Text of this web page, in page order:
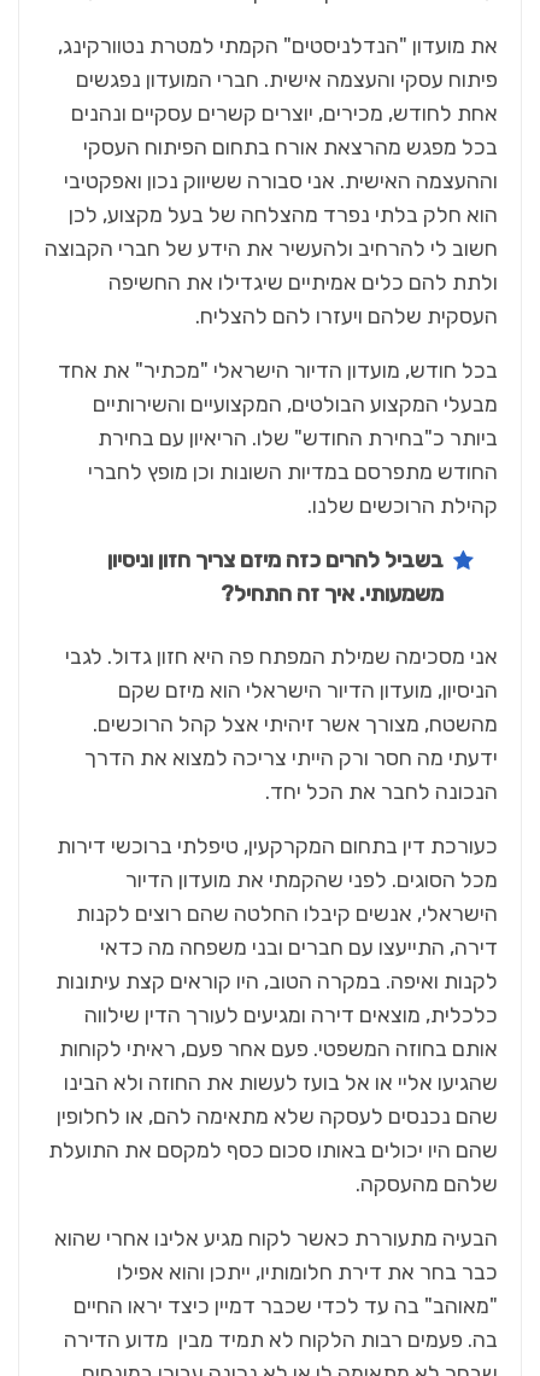
את מועדון "הנדלניסטים" הקמתי למטרת נטוורקינג,
פיתוח עסקי והעצמה אישית. חברי המועדון נפגשים
אחת לחודש, מכירים, יוצרים קשרים עסקיים ונהנים
בכל מפגש מהרצאת אורח בתחום הפיתוח העסקי
וההעצמה האישית. אני סבורה ששיווק נכון ואפקטיבי
הוא חלק בלתי נפרד מהצלחה של בעל מקצוע, לכן
חשוב לי להרחיב ולהעשיר את הידע של חברי הקבוצה
ולתת להם כלים אמיתיים שיגדילו את החשיפה
העסקית שלהם ויעזרו להם להצליח.
בכל חודש, מועדון הדיור הישראלי "מכתיר" את אחד
מבעלי המקצוע הבולטים, המקצועיים והשירותיים
ביותר כ"בחירת החודש" שלו. הריאיון עם בחירת
החודש מתפרסם במדיות השונות וכן מופץ לחברי
קהילת הרוכשים שלנו.
בשביל להרים כזה מיזם צריך חזון וניסיון
משמעותי. איך זה התחיל?
אני מסכימה שמילת המפתח פה היא חזון גדול. לגבי
הניסיון, מועדון הדיור הישראלי הוא מיזם שקם
מהשטח, מצורך אשר זיהיתי אצל קהל הרוכשים.
ידעתי מה חסר ורק הייתי צריכה למצוא את הדרך
הנכונה לחבר את הכל יחד.
כעורכת דין בתחום המקרקעין, טיפלתי ברוכשי דירות
מכל הסוגים. לפני שהקמתי את מועדון הדיור
הישראלי, אנשים קיבלו החלטה שהם רוצים לקנות
דירה, התייעצו עם חברים ובני משפחה מה כדאי
לקנות ואיפה. במקרה הטוב, היו קוראים קצת עיתונות
כלכלית, מוצאים דירה ומגיעים לעורך הדין שילווה
אותם בחוזה המשפטי. פעם אחר פעם, ראיתי לקוחות
שהגיעו אליי או אל בועז לעשות את החוזה ולא הבינו
שהם נכנסים לעסקה שלא מתאימה להם, או לחלופין
שהם היו יכולים באותו סכום כסף למקסם את התועלת
שלהם מהעסקה.
הבעיה מתעוררת כאשר לקוח מגיע אלינו אחרי שהוא
כבר בחר את דירת חלומותיו, ייתכן והוא אפילו
"מאוהב" בה עד לכדי שכבר דמיין כיצד יראו החיים
בה. פעמים רבות הלקוח לא תמיד מבין מדוע הדירה